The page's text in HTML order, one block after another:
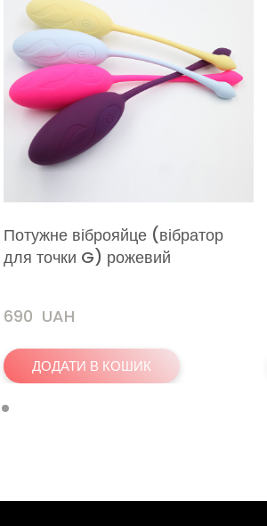
Потужне віброяйце (вібратор
для точки G) рожевий
690  UAH
ДОДАТИ В КОШИК